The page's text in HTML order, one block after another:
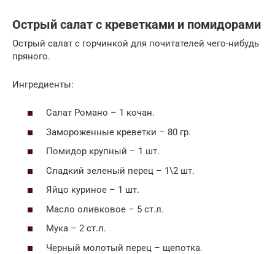
Острый салат с креветками и помидорами
Острый салат с горчинкой для почитателей чего-нибудь
пряного.
Ингредиенты:
Салат Романо – 1 кочан.
Замороженные креветки – 80 гр.
Помидор крупный – 1 шт.
Сладкий зеленый перец – 1\2 шт.
Яйцо куриное – 1 шт.
Масло оливковое – 5 ст.л.
Мука – 2 ст.л.
Черный молотый перец – щепотка.